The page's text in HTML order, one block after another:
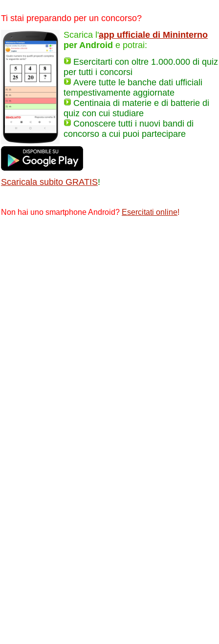
Ti stai preparando per un concorso?
Scarica l'app ufficiale di Mininterno
per Android e potrai:
Esercitarti con oltre 1.000.000 di quiz
per tutti i concorsi
Avere tutte le banche dati ufficiali
tempestivamente aggiornate
Centinaia di materie e di batterie di
quiz con cui studiare
Conoscere tutti i nuovi bandi di
concorso a cui puoi partecipare
Scaricala subito GRATIS!
Non hai uno smartphone Android? Esercitati online!